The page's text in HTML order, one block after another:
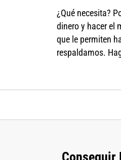
¿Qué necesita?
dinero y hacer el
que le permiten
respaldamos.
Conseguir